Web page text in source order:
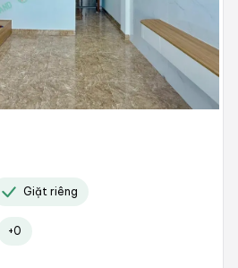
Giặt riêng
+0